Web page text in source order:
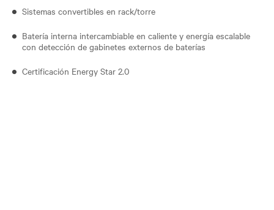
Sistemas convertibles en rack/torre
Batería interna intercambiable en caliente y energía escalable
con detección de gabinetes externos de baterías
Certificación Energy Star 2.0